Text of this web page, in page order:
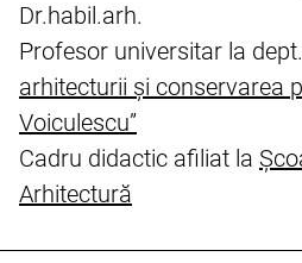
Dr.habil.arh.
Profesor universitar la dept.
arhitecturii și conservarea
Voiculescu”
Cadru didactic afiliat la
Arhitectură